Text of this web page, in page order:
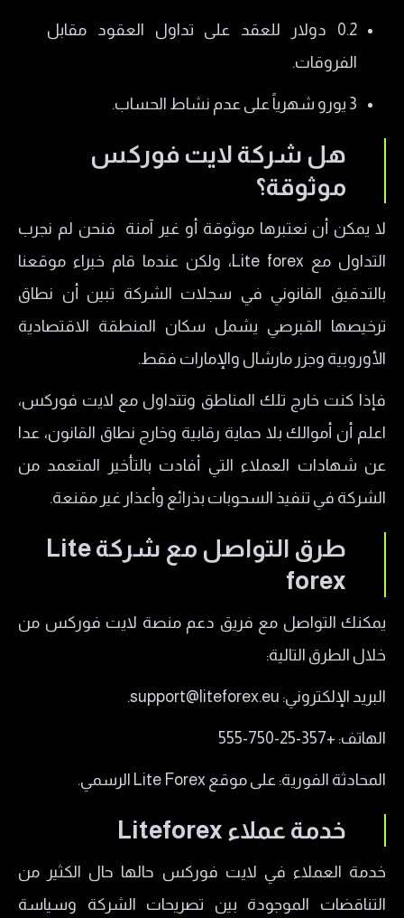
0.2 دولار للعقد على تداول العقود مقابل
الفروقات.
3 يورو شهرياً على عدم نشاط الحساب.
هل شركة لايت فوركس
موثوقة؟
لا يمكن أن نعتبرها موثوقة أو غير آمنة فنحن لم نجرب
التداول مع Lite forex، ولكن عندما قام خبراء موقعنا
بالتدقيق القانوني في سجلات الشركة تبين أن نطاق
ترخيصها القبرصي يشمل سكان المنطقة الاقتصادية
الأوروبية وجزر مارشال والإمارات فقط.
فإذا كنت خارج تلك المناطق وتتداول مع لايت فوركس،
اعلم أن أموالك بلا حماية رقابية وخارج نطاق القانون، عدا
عن شهادات العملاء التي أفادت بالتأخير المتعمد من
الشركة في تنفيذ السحوبات بذرائع وأعذار غير مقنعة.
طرق التواصل مع شركة Lite
forex
يمكنك التواصل مع فريق دعم منصة لايت فوركس من
خلال الطرق التالية:
البريد الإلكتروني: support@liteforex.eu.
الهاتف: +357-25-750-555
المحادثة الفورية: على موقع Lite Forex الرسمي.
خدمة عملاء Liteforex
خدمة العملاء في لايت فوركس حالها حال الكثير من
التناقضات الموجودة بين تصريحات الشركة وسياسة